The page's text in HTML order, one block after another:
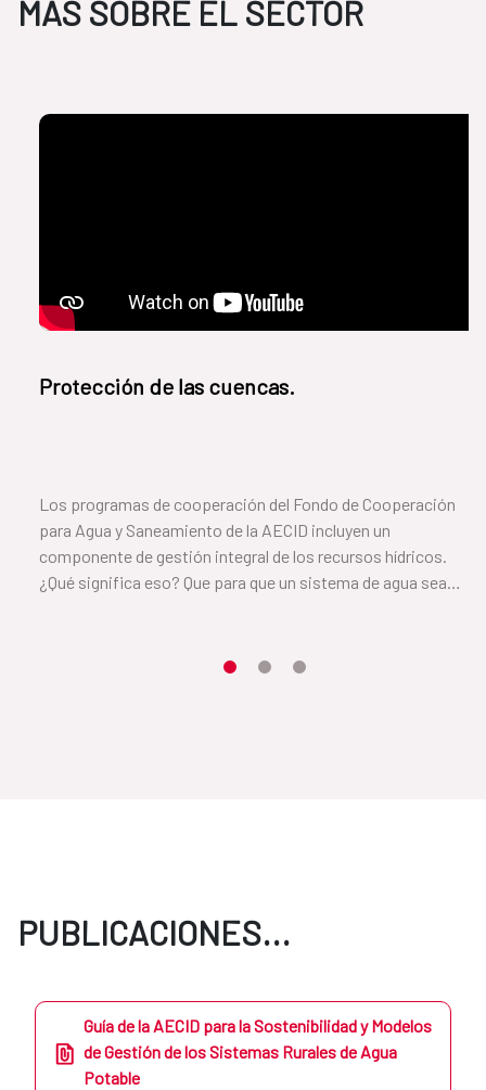
MÁS SOBRE EL SECTOR
Protección de las cuencas.
Los programas de cooperación del Fondo de Cooperación
para Agua y Saneamiento de la AECID incluyen un
componente de gestión integral de los recursos hídricos.
¿Qué significa eso? Que para que un sistema de agua sea
cuenta cómo lo han conseguido.
Item 1Item2Item3
PUBLICACIONES...
Guía de la AECID para la Sostenibilidad y Modelos
de Gestión de los Sistemas Rurales de Agua
Potable